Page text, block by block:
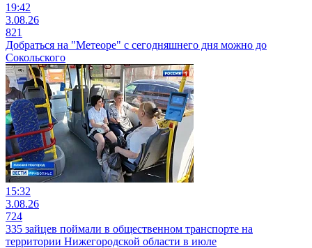
19:42
3.08.26
821
Добраться на "Метеоре" с сегодняшнего дня можно до
Сокольского
15:32
3.08.26
724
335 зайцев поймали в общественном транспорте на
территории Нижегородской области в июле